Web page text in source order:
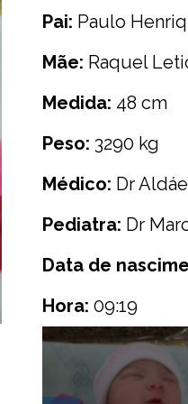
Pai: Paulo
Mãe: Raquel
Medida: 48 cm
Peso: 3290 kg
Médico: Dr
Pediatra: Dr
Data de
Hora: 09:19